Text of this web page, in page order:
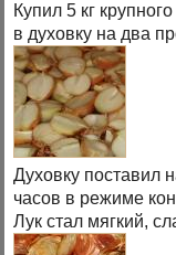
Купил 5 кг
в духовку на два
Духовку поставил
часов в режиме
Лук стал мягкий,